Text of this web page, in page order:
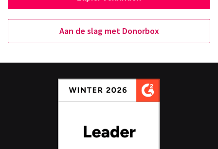
Aan de slag met Donorbox